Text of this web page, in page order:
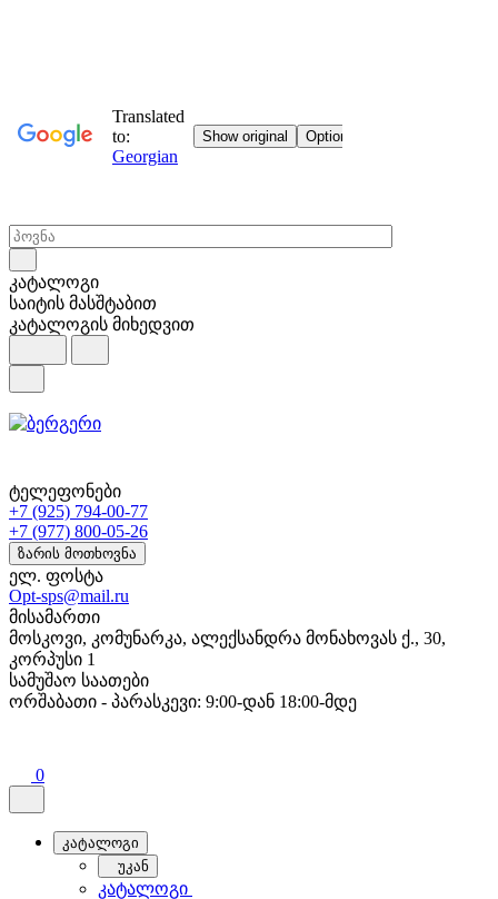
კატალოგი
საიტის მასშტაბით
კატალოგის მიხედვით
ტელეფონები
+7 (925) 794-00-77
+7 (977) 800-05-26
ზარის მოთხოვნა
ელ. ფოსტა
Opt-sps@mail.ru
მისამართი
მოსკოვი, კომუნარკა, ალექსანდრა მონახოვას ქ., 30,
კორპუსი 1
სამუშაო საათები
ორშაბათი - პარასკევი: 9:00-დან 18:00-მდე
0
კატალოგი
უკან
კატალოგი